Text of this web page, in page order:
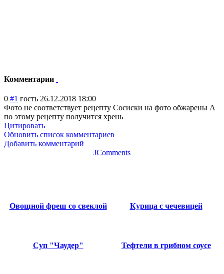
Комментарии
0 #1 гость 26.12.2018 18:00
Фото не соответствует рецепту Сосиски на фото обжарены А
по этому рецепту получится хрень
Цитировать
Обновить список комментариев
Добавить комментарий
JComments
Овощной фреш со свеклой Курица с чечевицей
Суп "Чаудер" Тефтели в грибном соусе